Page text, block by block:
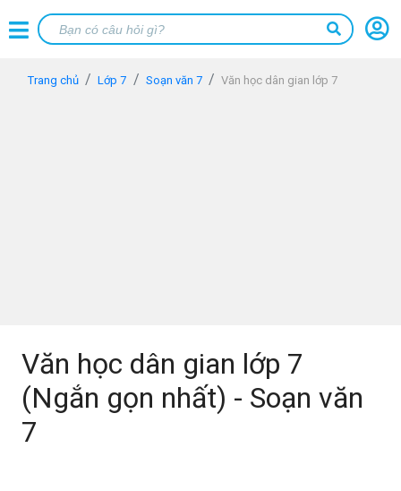
Trang chủ Lớp 7 Soạn văn 7 Văn học dân gian lớp 7
Văn học dân gian lớp 7
(Ngắn gọn nhất) - Soạn văn
7